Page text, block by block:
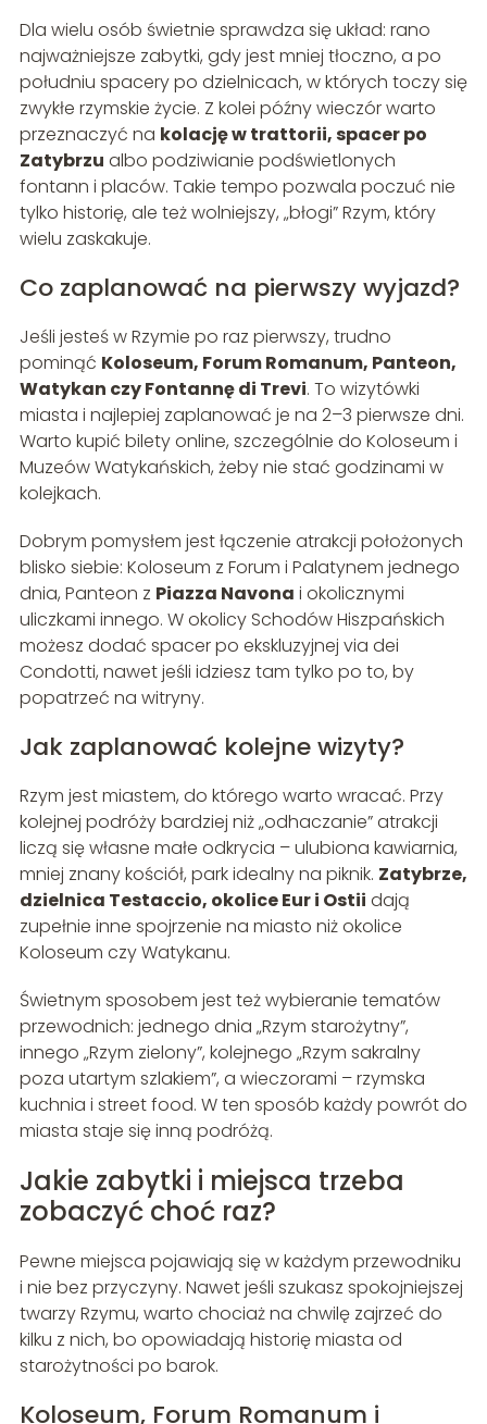
Dla wielu osób świetnie sprawdza się układ: rano
najważniejsze zabytki, gdy jest mniej tłoczno, a po
południu spacery po dzielnicach, w których toczy się
zwykłe rzymskie życie. Z kolei późny wieczór warto
przeznaczyć na kolację w trattorii, spacer po
Zatybrzu albo podziwianie podświetlonych
fontann i placów. Takie tempo pozwala poczuć nie
tylko historię, ale też wolniejszy, „błogi” Rzym, który
wielu zaskakuje.
Co zaplanować na pierwszy wyjazd?
Jeśli jesteś w Rzymie po raz pierwszy, trudno
pominąć Koloseum, Forum Romanum, Panteon,
Watykan czy Fontannę di Trevi. To wizytówki
miasta i najlepiej zaplanować je na 2–3 pierwsze dni.
Warto kupić bilety online, szczególnie do Koloseum i
Muzeów Watykańskich, żeby nie stać godzinami w
kolejkach.
Dobrym pomysłem jest łączenie atrakcji położonych
blisko siebie: Koloseum z Forum i Palatynem jednego
dnia, Panteon z Piazza Navona i okolicznymi
uliczkami innego. W okolicy Schodów Hiszpańskich
możesz dodać spacer po ekskluzyjnej via dei
Condotti, nawet jeśli idziesz tam tylko po to, by
popatrzeć na witryny.
Jak zaplanować kolejne wizyty?
Rzym jest miastem, do którego warto wracać. Przy
kolejnej podróży bardziej niż „odhaczanie” atrakcji
liczą się własne małe odkrycia – ulubiona kawiarnia,
mniej znany kościół, park idealny na piknik. Zatybrze,
dzielnica Testaccio, okolice Eur i Ostii dają
zupełnie inne spojrzenie na miasto niż okolice
Koloseum czy Watykanu.
Świetnym sposobem jest też wybieranie tematów
przewodnich: jednego dnia „Rzym starożytny”,
innego „Rzym zielony”, kolejnego „Rzym sakralny
poza utartym szlakiem”, a wieczorami – rzymska
kuchnia i street food. W ten sposób każdy powrót do
miasta staje się inną podróżą.
Jakie zabytki i miejsca trzeba
zobaczyć choć raz?
Pewne miejsca pojawiają się w każdym przewodniku
i nie bez przyczyny. Nawet jeśli szukasz spokojniejszej
twarzy Rzymu, warto chociaż na chwilę zajrzeć do
kilku z nich, bo opowiadają historię miasta od
starożytności po barok.
Koloseum, Forum Romanum i